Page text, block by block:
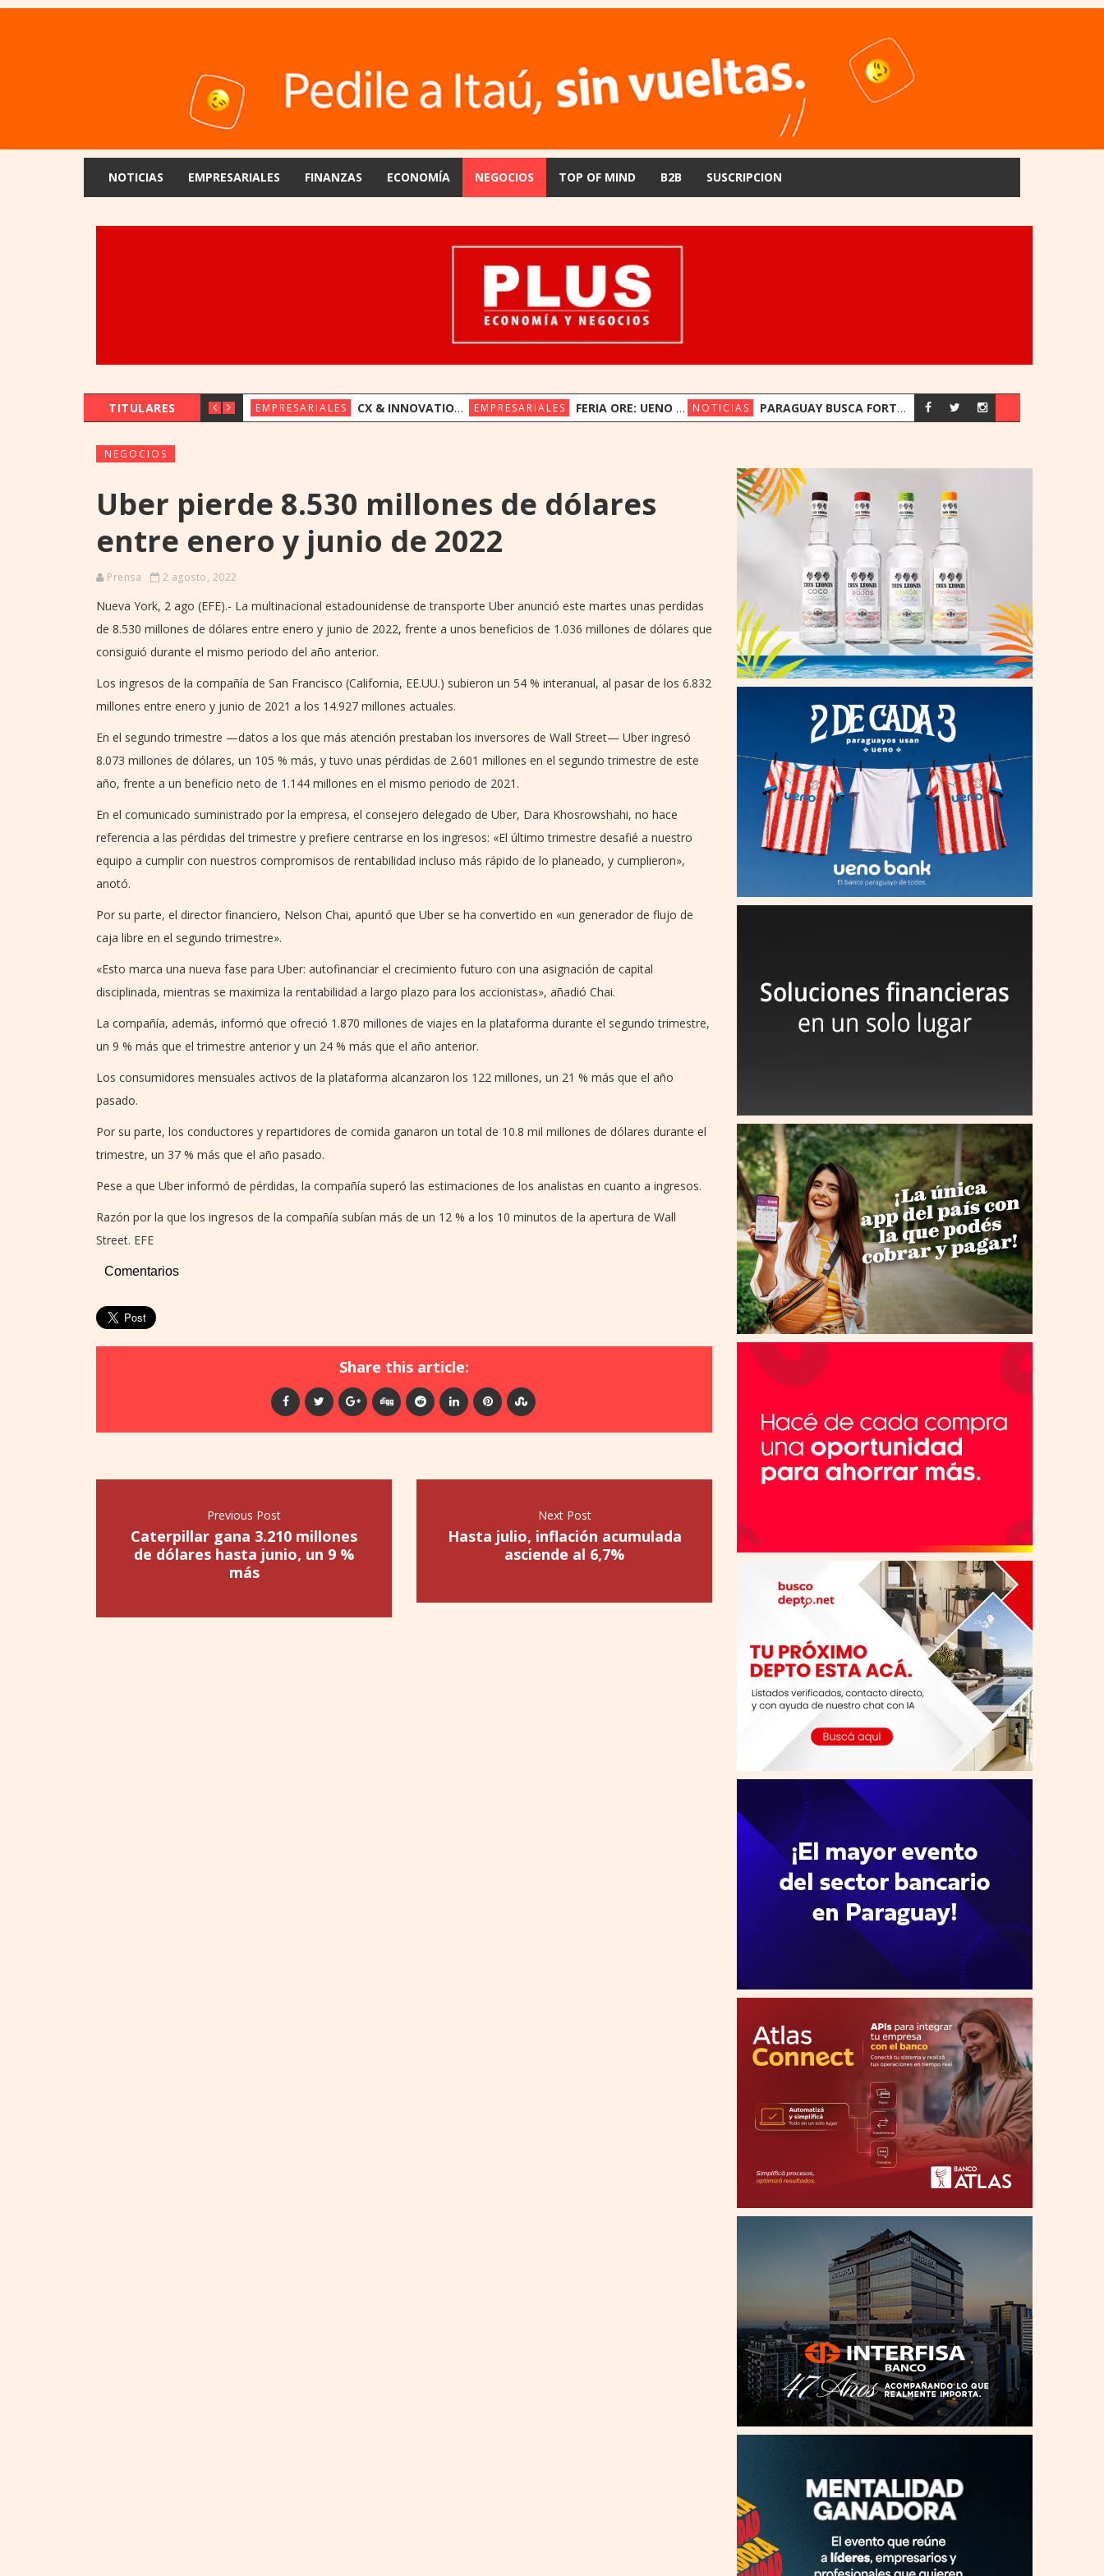
NOTICIAS EMPRESARIALES FINANZAS ECONOMÍA NEGOCIOS TOP OF MIND B2B SUSCRIPCION
TITULARES EMPRESARIALES CX & INNOVATION CONGRESS REÚNE A LÍDERES REGIONALES PARA EXPLORAR LA NUEVA ERA DE LA EXPERIENCIA DEL CLIENTE EMPRESARIALES FERIA ORE: UENO BANK APUESTA POR LA CULTURA INDÍGENA Y EL COMERCIO JUSTO NOTICIAS PARAGUAY BUSCA FORTALECER SU ESTRATEGIA ENERGÉTICA ANTE EL CRECIMIENTO DE LA DEMANDA
NEGOCIOS
Uber pierde 8.530 millones de dólares
entre enero y junio de 2022
Prensa 2 agosto, 2022
Nueva York, 2 ago (EFE).- La multinacional estadounidense de transporte Uber anunció este martes unas perdidas
de 8.530 millones de dólares entre enero y junio de 2022, frente a unos beneficios de 1.036 millones de dólares que
consiguió durante el mismo periodo del año anterior.
Los ingresos de la compañía de San Francisco (California, EE.UU.) subieron un 54 % interanual, al pasar de los 6.832
millones entre enero y junio de 2021 a los 14.927 millones actuales.
En el segundo trimestre —datos a los que más atención prestaban los inversores de Wall Street— Uber ingresó
8.073 millones de dólares, un 105 % más, y tuvo unas pérdidas de 2.601 millones en el segundo trimestre de este
año, frente a un beneficio neto de 1.144 millones en el mismo periodo de 2021.
En el comunicado suministrado por la empresa, el consejero delegado de Uber, Dara Khosrowshahi, no hace
referencia a las pérdidas del trimestre y prefiere centrarse en los ingresos: «El último trimestre desafié a nuestro
equipo a cumplir con nuestros compromisos de rentabilidad incluso más rápido de lo planeado, y cumplieron»,
anotó.
Por su parte, el director financiero, Nelson Chai, apuntó que Uber se ha convertido en «un generador de flujo de
caja libre en el segundo trimestre».
«Esto marca una nueva fase para Uber: autofinanciar el crecimiento futuro con una asignación de capital
disciplinada, mientras se maximiza la rentabilidad a largo plazo para los accionistas», añadió Chai.
La compañía, además, informó que ofreció 1.870 millones de viajes en la plataforma durante el segundo trimestre,
un 9 % más que el trimestre anterior y un 24 % más que el año anterior.
Los consumidores mensuales activos de la plataforma alcanzaron los 122 millones, un 21 % más que el año
pasado.
Por su parte, los conductores y repartidores de comida ganaron un total de 10.8 mil millones de dólares durante el
trimestre, un 37 % más que el año pasado.
Pese a que Uber informó de pérdidas, la compañía superó las estimaciones de los analistas en cuanto a ingresos.
Razón por la que los ingresos de la compañía subían más de un 12 % a los 10 minutos de la apertura de Wall
Street. EFE
Comentarios
Share this article:
Previous Post
Caterpillar gana 3.210 millones
de dólares hasta junio, un 9 %
más
Next Post
Hasta julio, inflación acumulada
asciende al 6,7%